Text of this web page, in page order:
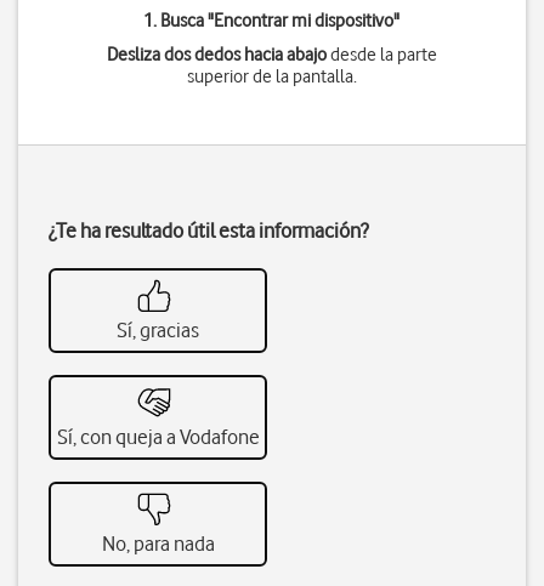
1. Busca "Encontrar mi dispositivo"
Desliza dos dedos hacia abajodesde la parte
superior de la pantalla.
¿Te ha resultado útil esta información?
Sí, gracias
Sí, con queja a Vodafone
No, para nada